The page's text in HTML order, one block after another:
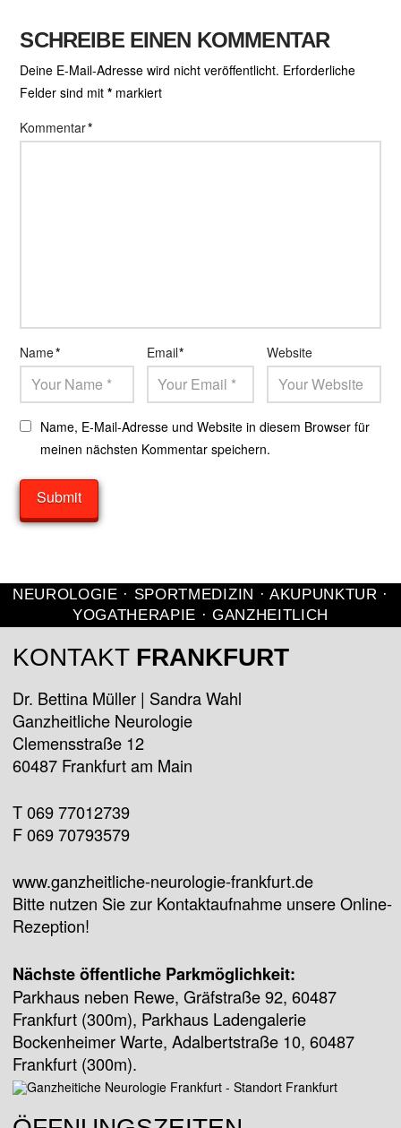
SCHREIBE EINEN KOMMENTAR
Deine E-Mail-Adresse wird nicht veröffentlicht. Erforderliche
Felder sind mit* markiert
Kommentar*
Name* Email* Website
Name, E-Mail-Adresse und Website in diesem Browser für
meinen nächsten Kommentar speichern.
NEUROLOGIE · SPORTMEDIZIN · AKUPUNKTUR ·
YOGATHERAPIE · GANZHEITLICH
KONTAKT FRANKFURT
Dr. Bettina Müller | Sandra Wahl
Ganzheitliche Neurologie
Clemensstraße 12
60487 Frankfurt am Main
T 069 77012739
F 069 70793579
www.ganzheitliche-neurologie-frankfurt.de
Bitte nutzen Sie zur Kontaktaufnahme unsere Online-
Rezeption!
Nächste öffentliche Parkmöglichkeit:
Parkhaus neben Rewe, Gräfstraße 92, 60487
Frankfurt (300m), Parkhaus Ladengalerie
Bockenheimer Warte, Adalbertstraße 10, 60487
Frankfurt (300m).